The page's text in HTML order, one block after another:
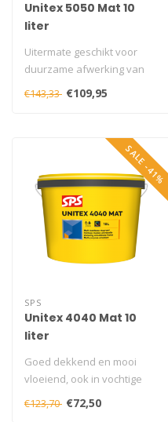
Unitex 5050 Mat 10
liter
Uitermate geschikt voor
duurzame afwerking van
buitengevels en
binnenmuren. Ook ..
€143,33 €109,95
SALE -41%
SPS
Unitex 4040 Mat 10
liter
Goed dekkend en mooi
vloeiend, ook in vochtige
ruimten toepasbaar..
€123,70 €72,50